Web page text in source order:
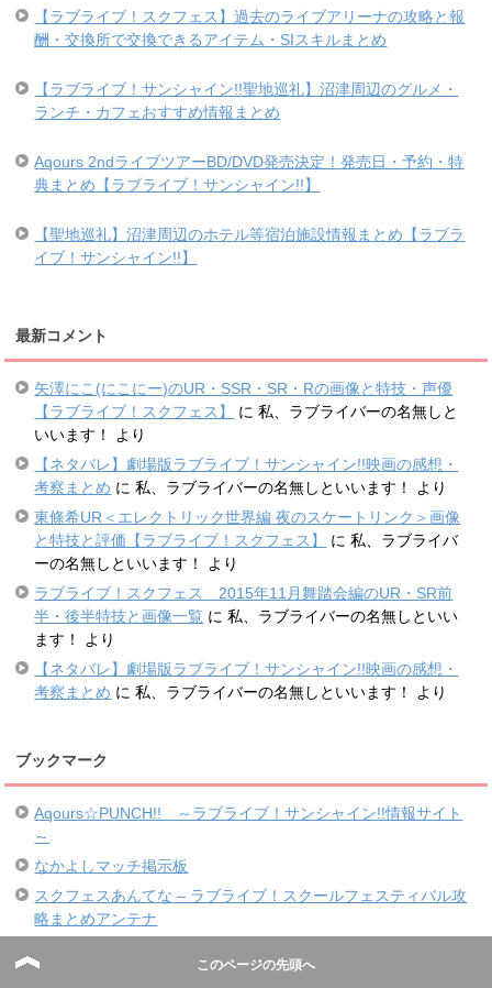
【ラブライブ！スクフェス】過去のライブアリーナの攻略と報
酬・交換所で交換できるアイテム・SIスキルまとめ
【ラブライブ！サンシャイン!!聖地巡礼】沼津周辺のグルメ・
ランチ・カフェおすすめ情報まとめ
Aqours 2ndライブツアーBD/DVD発売決定！発売日・予約・特
典まとめ【ラブライブ！サンシャイン!!】
【聖地巡礼】沼津周辺のホテル等宿泊施設情報まとめ【ラブラ
イブ！サンシャイン!!】
最新コメント
矢澤にこ(にこにー)のUR・SSR・SR・Rの画像と特技・声優
【ラブライブ！スクフェス】
に私、ラブライバーの名無しと
いいます！
より
【ネタバレ】劇場版ラブライブ！サンシャイン!!映画の感想・
考察まとめ に私、ラブライバーの名無しといいます！
より
東條希UR＜エレクトリック世界編 夜のスケートリンク＞画像
と特技と評価【ラブライブ！スクフェス】
に私、ラブライバ
ーの名無しといいます！
より
ラブライブ！スクフェス 2015年11月舞踏会編のUR・SR前
半・後半特技と画像一覧 に私、ラブライバーの名無しといい
ます！
より
【ネタバレ】劇場版ラブライブ！サンシャイン!!映画の感想・
考察まとめ に私、ラブライバーの名無しといいます！ より
ブックマーク
Aqours☆PUNCH!! ～ラブライブ！サンシャイン!!情報サイト
～
なかよしマッチ掲示板
スクフェスあんてな – ラブライブ！スクールフェスティバル攻
略まとめアンテナ
このページの先頭へ